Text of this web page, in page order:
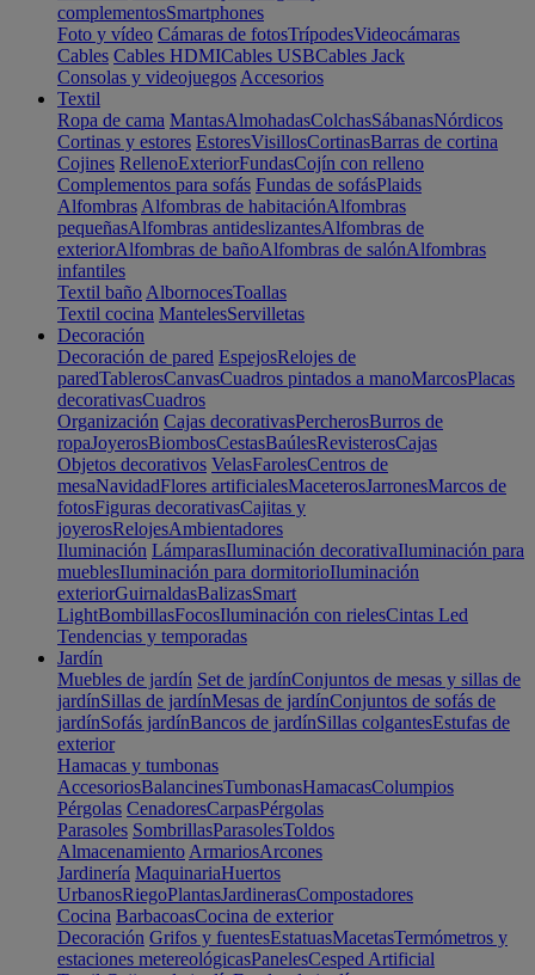
complementosSmartphones
Foto y vídeo Cámaras de fotosTrípodesVideocámaras
Cables Cables HDMICables USBCables Jack
Consolas y videojuegos Accesorios
Textil
Ropa de cama MantasAlmohadasColchasSábanasNórdicos
Cortinas y estores EstoresVisillosCortinasBarras de cortina
Cojines RellenoExteriorFundasCojín con relleno
Complementos para sofás Fundas de sofásPlaids
Alfombras Alfombras de habitaciónAlfombras
pequeñasAlfombras antideslizantesAlfombras de
exteriorAlfombras de bañoAlfombras de salónAlfombras
infantiles
Textil baño AlbornocesToallas
Textil cocina MantelesServilletas
Decoración
Decoración de pared EspejosRelojes de
paredTablerosCanvasCuadros pintados a manoMarcosPlacas
decorativasCuadros
Organización Cajas decorativasPercherosBurros de
ropaJoyerosBiombosCestasBaúlesRevisterosCajas
Objetos decorativos VelasFarolesCentros de
mesaNavidadFlores artificialesMaceterosJarronesMarcos de
fotosFiguras decorativasCajitas y
joyerosRelojesAmbientadores
Iluminación LámparasIluminación decorativaIluminación para
mueblesIluminación para dormitorioIluminación
exteriorGuirnaldasBalizasSmart
LightBombillasFocosIluminación con rielesCintas Led
Tendencias y temporadas
Jardín
Muebles de jardín Set de jardínConjuntos de mesas y sillas de
jardínSillas de jardínMesas de jardínConjuntos de sofás de
jardínSofás jardínBancos de jardínSillas colgantesEstufas de
exterior
Hamacas y tumbonas
AccesoriosBalancinesTumbonasHamacasColumpios
Pérgolas CenadoresCarpasPérgolas
Parasoles SombrillasParasolesToldos
Almacenamiento ArmariosArcones
Jardinería MaquinariaHuertos
UrbanosRiegoPlantasJardinerasCompostadores
Cocina BarbacoasCocina de exterior
Decoración Grifos y fuentesEstatuasMacetasTermómetros y
estaciones metereológicasPanelesCesped Artificial